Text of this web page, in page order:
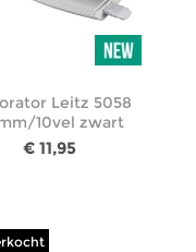
Leitz 5058
10vel zwart
€ 11,95